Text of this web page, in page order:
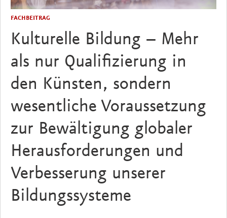
FACHBEITRAG
Kulturelle Bildung – Mehr
als nur Qualifizierung in
den Künsten, sondern
wesentliche Voraussetzung
zur Bewältigung globaler
Herausforderungen und
Verbesserung unserer
Bildungssysteme